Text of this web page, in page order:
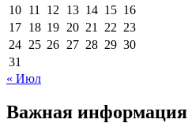
10 11 12 13 14 15 16
17 18 19 20 21 22 23
24 25 26 27 28 29 30
31
« Июл
Важная информация